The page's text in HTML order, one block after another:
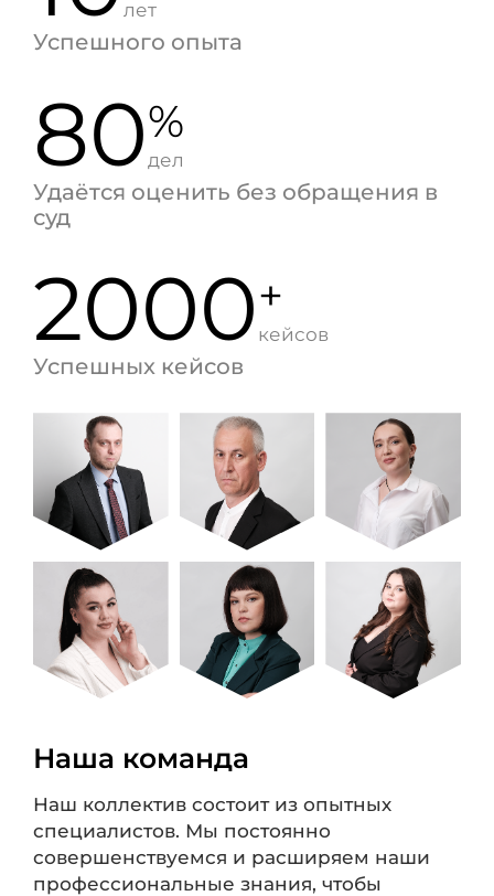
лет
Успешного опыта
80%
дел
Удаётся оценить без обращения в
суд
2000+
кейсов
Успешных кейсов
Наша команда
Наш коллектив состоит из опытных
специалистов. Мы постоянно
совершенствуемся и расширяем наши
профессиональные знания, чтобы